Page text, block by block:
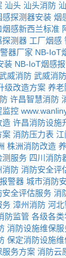
汕头 汕头消防
感探测器安装 烟
烟感新西兰标准
探测器 工厂烟感
器厂家 NB-IoT
装 NB-IoT烟感
威消防 武威消
级改造方案 养老
许昌智慧消防
监控
造 许昌消防设施
案 消防压力表 江
株洲消防改造
测服务 四川消防
消防 消防安全评
警器 城市消防
安全评估服务 消
务 漳州消防 河北
防监管 各级各
消防设施维保服
保定消防设施
服务方案 消防云